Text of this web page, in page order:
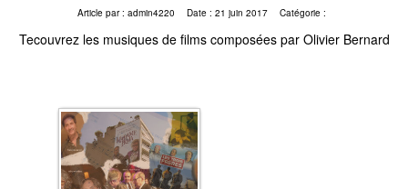
Article par : admin4220 Date : 21 juin 2017 Catégorie :
Tecouvrez les musiques de films composées par Olivier Bernard